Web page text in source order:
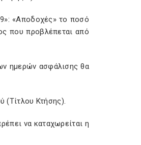
«Αποδοχές» το ποσό
που προβλέπεται από
ημερών ασφάλισης θα
(Τίτλου Κτήσης).
να καταχωρείται η